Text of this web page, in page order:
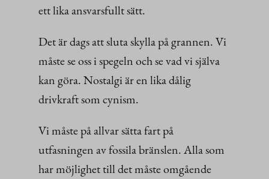
ett lika ansvarsfullt sätt.
Det är dags att sluta skylla på grannen. Vi
måste se oss i spegeln och se vad vi själva
kan göra. Nostalgi är en lika dålig
drivkraft som cynism.
Vi måste på allvar sätta fart på
utfasningen av fossila bränslen. Alla som
har möjlighet till det måste omgående